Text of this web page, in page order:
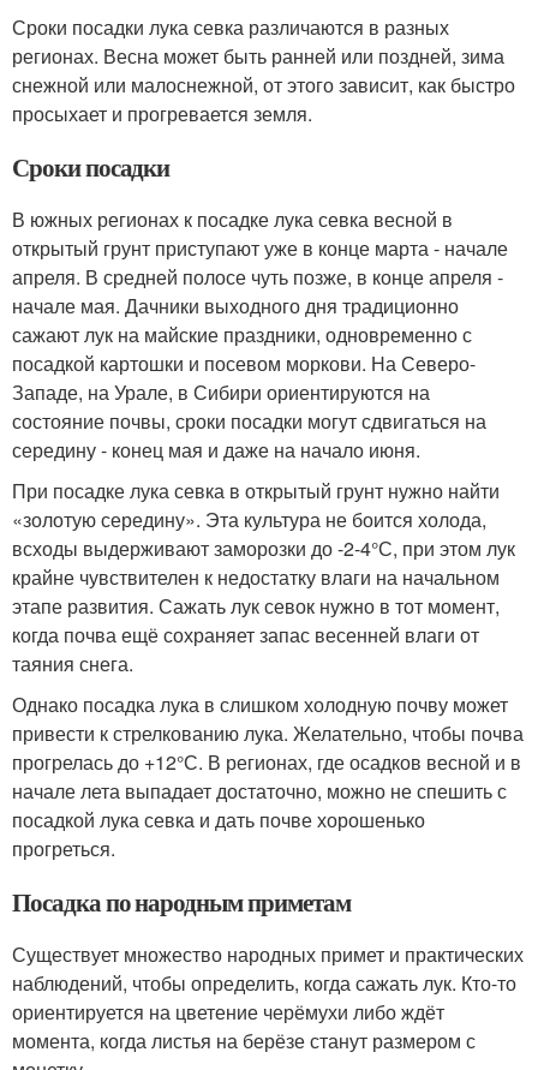
Сроки посадки лука севка различаются в разных
регионах. Весна может быть ранней или поздней, зима
снежной или малоснежной, от этого зависит, как быстро
просыхает и прогревается земля.
Сроки посадки
В южных регионах к посадке лука севка весной в
открытый грунт приступают уже в конце марта - начале
апреля. В средней полосе чуть позже, в конце апреля -
начале мая. Дачники выходного дня традиционно
сажают лук на майские праздники, одновременно с
посадкой картошки и посевом моркови. На Северо-
Западе, на Урале, в Сибири ориентируются на
состояние почвы, сроки посадки могут сдвигаться на
середину - конец мая и даже на начало июня.
При посадке лука севка в открытый грунт нужно найти
«золотую середину». Эта культура не боится холода,
всходы выдерживают заморозки до -2-4°С, при этом лук
крайне чувствителен к недостатку влаги на начальном
этапе развития. Сажать лук севок нужно в тот момент,
когда почва ещё сохраняет запас весенней влаги от
таяния снега.
Однако посадка лука в слишком холодную почву может
привести к стрелкованию лука. Желательно, чтобы почва
прогрелась до +12°С. В регионах, где осадков весной и в
начале лета выпадает достаточно, можно не спешить с
посадкой лука севка и дать почве хорошенько
прогреться.
Посадка по народным приметам
Существует множество народных примет и практических
наблюдений, чтобы определить, когда сажать лук. Кто-то
ориентируется на цветение черёмухи либо ждёт
момента, когда листья на берёзе станут размером с